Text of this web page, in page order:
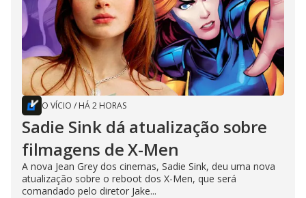
O VÍCIO / HÁ 2 HORAS
Sadie Sink dá atualização sobre
filmagens de X-Men
A nova Jean Grey dos cinemas, Sadie Sink, deu uma nova
atualização sobre o reboot dos X-Men, que será
comandado pelo diretor Jake...